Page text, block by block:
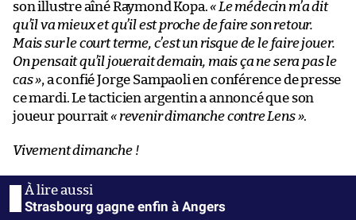
son illustre aîné Raymond Kopa.« Le médecin m’a dit
qu’il va mieux et qu’il est proche de faire son retour.
Mais sur le court terme, c’est un risque de le faire jouer.
On pensait qu’il jouerait demain, mais ça ne sera pas le
cas », a confié Jorge Sampaoli en conférence de presse
ce mardi. Le tacticien argentin a annoncé que son
joueur pourrait« revenir dimanche contre Lens ».
Vivement dimanche !
Strasbourg gagne enfin à Angers